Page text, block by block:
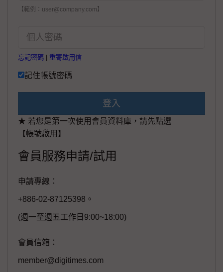
【範例：user@company.com】
忘記密碼 重寄啟用信
記住帳號密碼
登入
★ 若您是第一次使用會員資料庫，請先點選
【帳號啟用】
會員服務申請/試用
申請專線：
+886-02-87125398。
(週一至週五工作日9:00~18:00)
會員信箱：
member@digitimes.com